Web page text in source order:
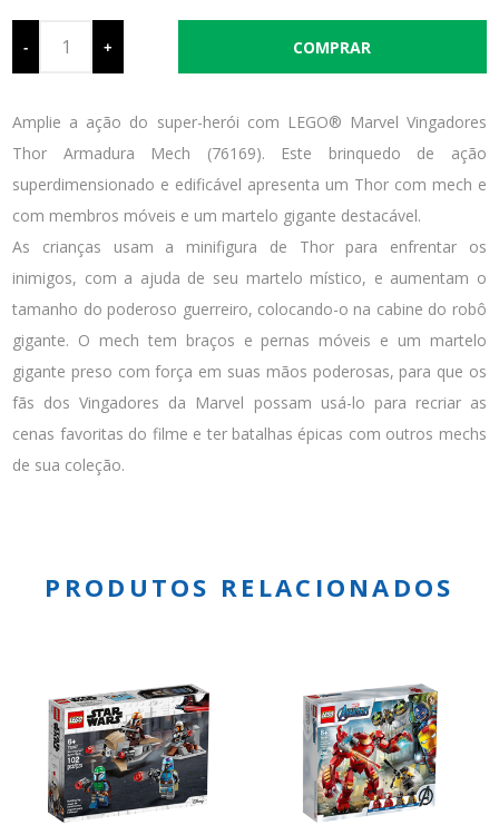
- +
Amplie a ação do super-herói com LEGO® Marvel Vingadores
Thor Armadura Mech (76169). Este brinquedo de ação
superdimensionado e edificável apresenta um Thor com mech e
com membros móveis e um martelo gigante destacável.
As crianças usam a minifigura de Thor para enfrentar os
inimigos, com a ajuda de seu martelo místico, e aumentam o
tamanho do poderoso guerreiro, colocando-o na cabine do robô
gigante. O mech tem braços e pernas móveis e um martelo
gigante preso com força em suas mãos poderosas, para que os
fãs dos Vingadores da Marvel possam usá-lo para recriar as
cenas favoritas do filme e ter batalhas épicas com outros mechs
de sua coleção.
PRODUTOS RELACIONADOS